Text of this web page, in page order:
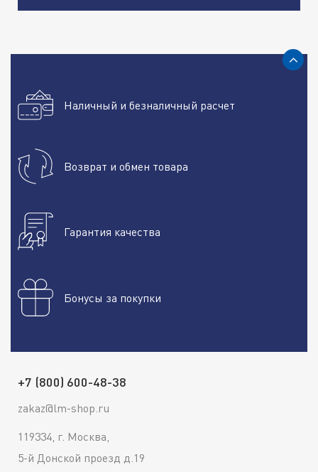
Наличный и безналичный расчет
Возврат и обмен товара
Гарантия качества
Бонусы за покупки
+7 (800) 600-48-38
zakaz@lm-shop.ru
119334, г. Москва,
5-й Донской проезд д.19